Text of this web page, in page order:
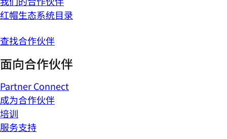
红帽生态系统目录
查找合作伙伴
面向合作伙伴
Partner Connect
成为合作伙伴
培训
服务支持